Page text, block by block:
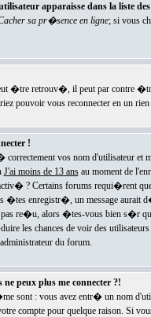
apparaisse dans la liste
sa pr�sence en ligne; si vous
�tre retrouv�, il peut par contre
pouvoir vous reconnecter en un rien
!
vos nom d'utilisateur
J'ai moins de 13 ansau moment de
? Certains forums requi�rent
�tes enregistr�, un message aurait
re�u, alors �tes-vous bien s�r
les chances de voir des
du forum.
peux plus me connecter ?!
sont : vous avez entr� un nom
compte pour quelque raison. Si